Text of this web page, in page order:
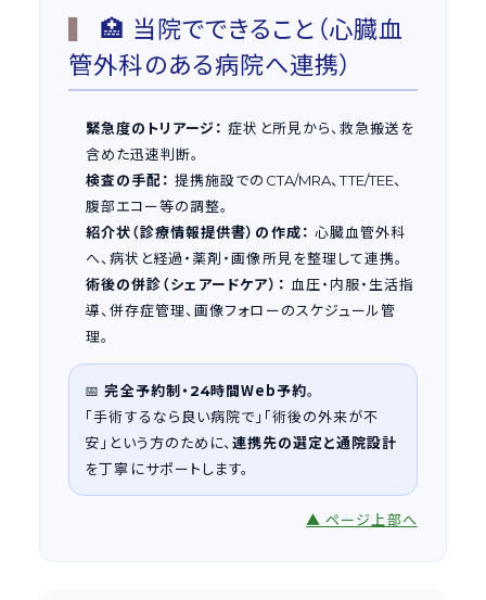
🏥 当院でできること（心臓血
管外科のある病院へ連携）
緊急度のトリアージ： 症状と所見から、救急搬送を
含めた迅速判断。
検査の手配： 提携施設での CTA/MRA、TTE/TEE、
腹部エコー等の調整。
紹介状（診療情報提供書）の作成： 心臓血管外科
へ、病状と経過・薬剤・画像所見を整理して連携。
術後の併診（シェアードケア）： 血圧・内服・生活指
導、併存症管理、画像フォローのスケジュール管
理。
📅完全予約制・24時間Web予約。
「手術するなら良い病院で」「術後の外来が不
安」という方のために、 連携先の選定と通院設計
を丁寧にサポートします。
▲ ページ上部へ